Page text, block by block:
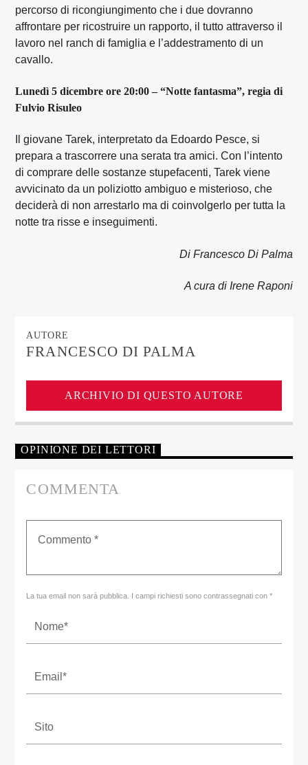
percorso di ricongiungimento che i due dovranno
affrontare per ricostruire un rapporto, il tutto attraverso il
lavoro nel ranch di famiglia e l’addestramento di un
cavallo.
Lunedì 5 dicembre ore 20:00 – “Notte fantasma”, regia di
Fulvio Risuleo
Il giovane Tarek, interpretato da Edoardo Pesce, si
prepara a trascorrere una serata tra amici. Con l’intento
di comprare delle sostanze stupefacenti, Tarek viene
avvicinato da un poliziotto ambiguo e misterioso, che
deciderà di non arrestarlo ma di coinvolgerlo per tutta la
notte tra risse e inseguimenti.
Di Francesco Di Palma
A cura di Irene Raponi
AUTORE
FRANCESCO DI PALMA
ARCHIVIO DI QUESTO AUTORE
OPINIONE DEI LETTORI
COMMENTA
La tua email non sarà pubblica. I campi richiesti sono contrassegnati con *